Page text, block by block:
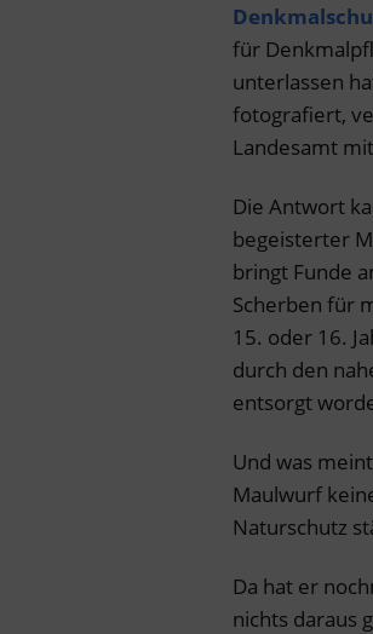
für
unterlassen
fotografiert,
Landesamt
Die Antwort
begeisterter
bringt Funde
Scherben für
15. oder 16.
durch den
entsorgt
Und was
Maulwurf
Naturschutz
Da hat er
nichts daraus